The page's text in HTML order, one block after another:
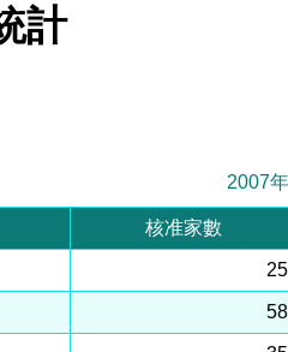
計
2007
核准家數
25
58